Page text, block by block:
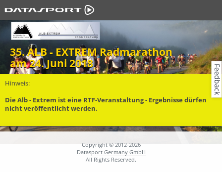
35. ALB - EXTREM Radmarathon
am 24. Juni 2018
Hinweis:
Die Alb - Extrem ist eine RTF-Veranstaltung - Ergebnisse dürfen
nicht veröffentlicht werden.
Copyright © 2012-2026
Datasport Germany GmbH
All Rights Reserved.
Feedback